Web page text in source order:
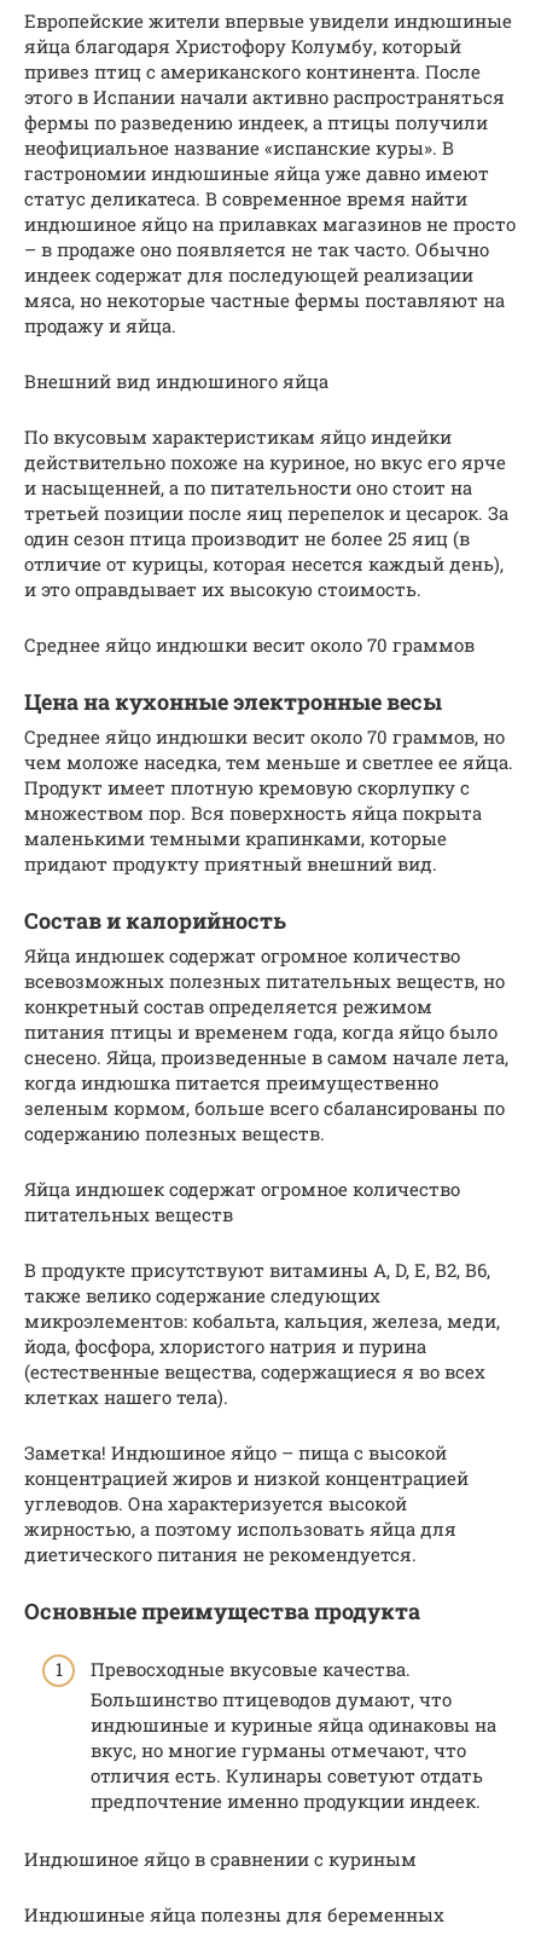
Европейские жители впервые увидели индюшиные
яйца благодаря Христофору Колумбу, который
привез птиц с американского континента. После
этого в Испании начали активно распространяться
фермы по разведению индеек, а птицы получили
неофициальное название «испанские куры». В
гастрономии индюшиные яйца уже давно имеют
статус деликатеса. В современное время найти
индюшиное яйцо на прилавках магазинов не просто
– в продаже оно появляется не так часто. Обычно
индеек содержат для последующей реализации
мяса, но некоторые частные фермы поставляют на
продажу и яйца.
Внешний вид индюшиного яйца
По вкусовым характеристикам яйцо индейки
действительно похоже на куриное, но вкус его ярче
и насыщенней, а по питательности оно стоит на
третьей позиции после яиц перепелок и цесарок. За
один сезон птица производит не более 25 яиц (в
отличие от курицы, которая несется каждый день),
и это оправдывает их высокую стоимость.
Среднее яйцо индюшки весит около 70 граммов
Цена на кухонные электронные весы
Среднее яйцо индюшки весит около 70 граммов, но
чем моложе наседка, тем меньше и светлее ее яйца.
Продукт имеет плотную кремовую скорлупку с
множеством пор. Вся поверхность яйца покрыта
маленькими темными крапинками, которые
придают продукту приятный внешний вид.
Состав и калорийность
Яйца индюшек содержат огромное количество
всевозможных полезных питательных веществ, но
конкретный состав определяется режимом
питания птицы и временем года, когда яйцо было
снесено. Яйца, произведенные в самом начале лета,
когда индюшка питается преимущественно
зеленым кормом, больше всего сбалансированы по
содержанию полезных веществ.
Яйца индюшек содержат огромное количество
питательных веществ
В продукте присутствуют витамины A, D, E, B2, B6,
также велико содержание следующих
микроэлементов: кобальта, кальция, железа, меди,
йода, фосфора, хлористого натрия и пурина
(естественные вещества, содержащиеся я во всех
клетках нашего тела).
Заметка! Индюшиное яйцо – пища с высокой
концентрацией жиров и низкой концентрацией
углеводов. Она характеризуется высокой
жирностью, а поэтому использовать яйца для
диетического питания не рекомендуется.
Основные преимущества продукта
Превосходные вкусовые качества.
Большинство птицеводов думают, что
индюшиные и куриные яйца одинаковы на
вкус, но многие гурманы отмечают, что
отличия есть. Кулинары советуют отдать
предпочтение именно продукции индеек.
Индюшиное яйцо в сравнении с куриным
Индюшиные яйца полезны для беременных